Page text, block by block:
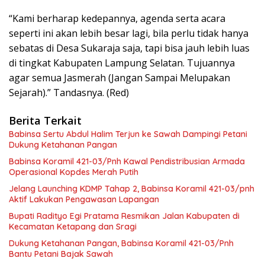
“Kami berharap kedepannya, agenda serta acara
seperti ini akan lebih besar lagi, bila perlu tidak hanya
sebatas di Desa Sukaraja saja, tapi bisa jauh lebih luas
di tingkat Kabupaten Lampung Selatan. Tujuannya
agar semua Jasmerah (Jangan Sampai Melupakan
Sejarah).” Tandasnya. (Red)
Berita Terkait
Babinsa Sertu Abdul Halim Terjun ke Sawah Dampingi Petani
Dukung Ketahanan Pangan
Babinsa Koramil 421-03/Pnh Kawal Pendistribusian Armada
Operasional Kopdes Merah Putih
Jelang Launching KDMP Tahap 2, Babinsa Koramil 421-03/pnh
Aktif Lakukan Pengawasan Lapangan
Bupati Radityo Egi Pratama Resmikan Jalan Kabupaten di
Kecamatan Ketapang dan Sragi
Dukung Ketahanan Pangan, Babinsa Koramil 421-03/Pnh
Bantu Petani Bajak Sawah